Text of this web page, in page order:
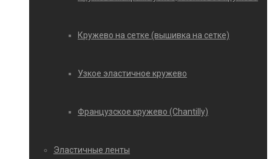
Кружево на сетке (вышивка на сетке)
Узкое эластичное кружево
Французское кружево (Chantilly)
Эластичные ленты